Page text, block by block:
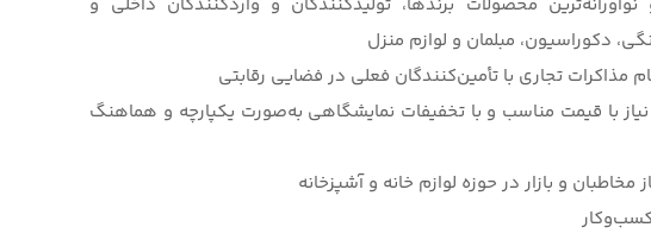
دکوراسیون، مبلمان و لوازم منزل
مذاکرات تجاری با تأمین‌کنندگان فعلی در فضایی رقابتی
با قیمت مناسب و با تخفیفات نمایشگاهی به‌صورت یکپارچه و هماهنگ
مخاطبان و بازار در حوزه لوازم خانه و آشپزخانه